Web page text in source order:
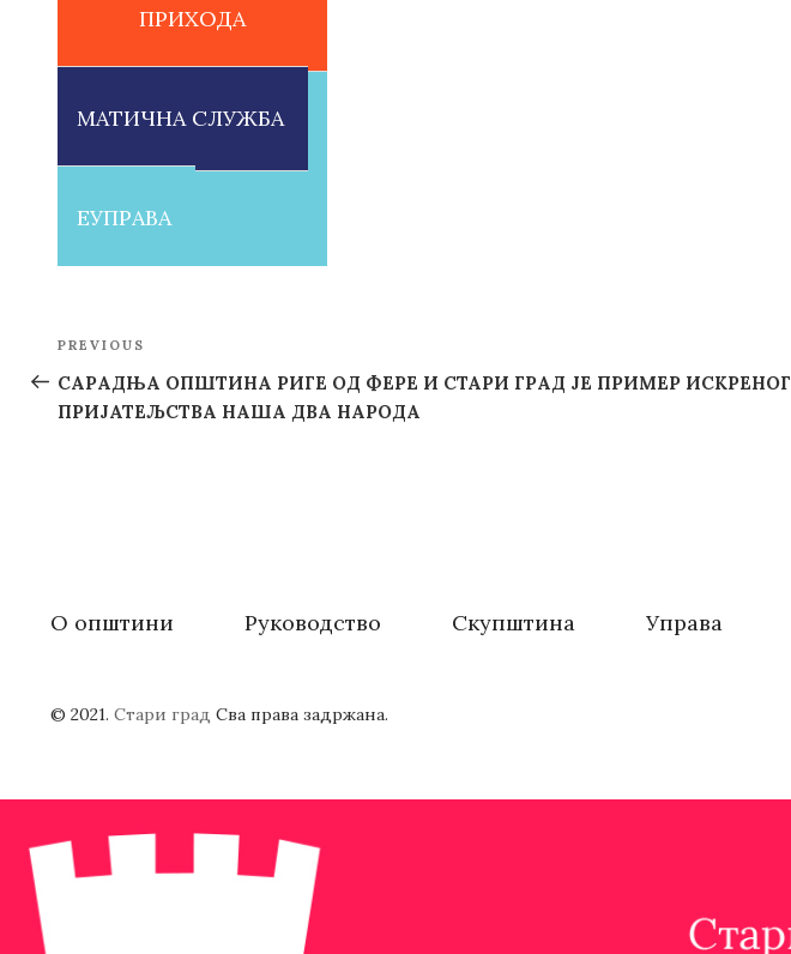
ПРИХОДА
МАТИЧНА СЛУЖБА
ЕУПРАВА
Post
navigation
Previous
Post
PREVIOUS
САРАДЊА ОПШТИНА РИГЕ ОД ФЕРЕ И СТАРИ ГРАД ЈЕ ПРИМЕР ИСКРЕНОГ
ПРИЈАТЕЉСТВА НАША ДВА НАРОДА
О општини Руководство Скупштина Управа
© 2021. Стари град Сва права задржана.